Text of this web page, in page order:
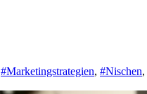
#Marketingstrategien, #Nischen,